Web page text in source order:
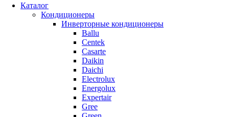
Каталог
Кондиционеры
Инверторные кондиционеры
Ballu
Centek
Casarte
Daikin
Daichi
Electrolux
Energolux
Expertair
Gree